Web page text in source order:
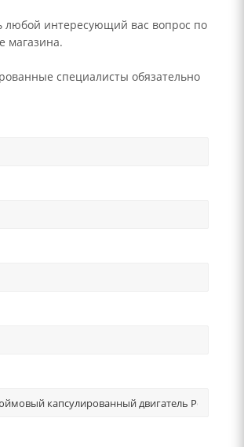
любой интересующий вас вопрос по
магазина.
специалисты обязательно